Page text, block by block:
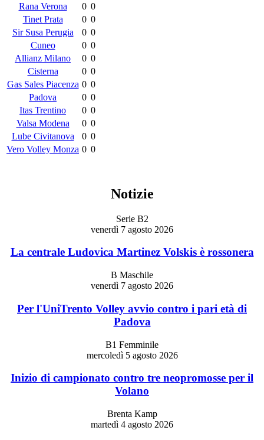
Rana Verona
0 0
Tinet Prata
0 0
Sir Susa Perugia
0 0
Cuneo
0 0
Allianz Milano
0 0
Cisterna
0 0
Gas Sales Piacenza 0 0
Padova
0 0
Itas Trentino
0 0
Valsa Modena
0 0
Lube Civitanova
0 0
Vero Volley Monza 0 0
Notizie
Serie B2
venerdì 7 agosto 2026
La centrale Ludovica Martinez Volskis è rossonera
B Maschile
venerdì 7 agosto 2026
Per l'UniTrento Volley avvio contro i pari età di
Padova
B1 Femminile
mercoledì 5 agosto 2026
Inizio di campionato contro tre neopromosse per il
Volano
Brenta Kamp
martedì 4 agosto 2026